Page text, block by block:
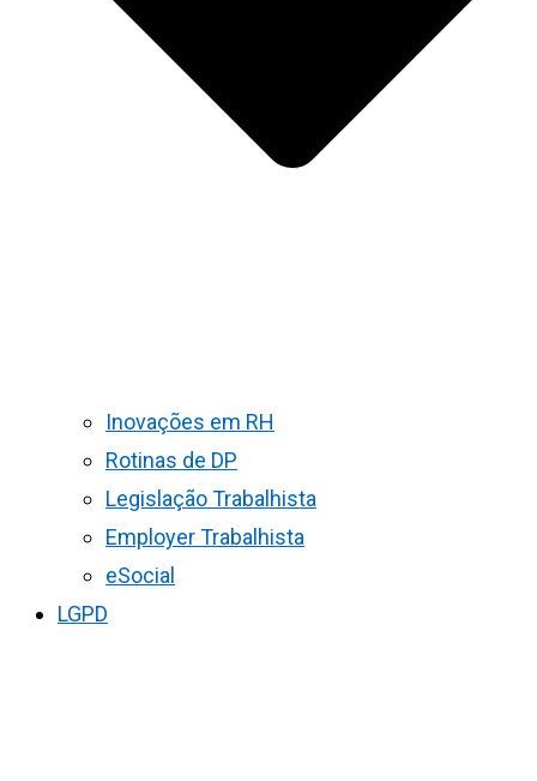
Inovações em RH
Rotinas de DP
Legislação Trabalhista
Employer Trabalhista
eSocial
LGPD